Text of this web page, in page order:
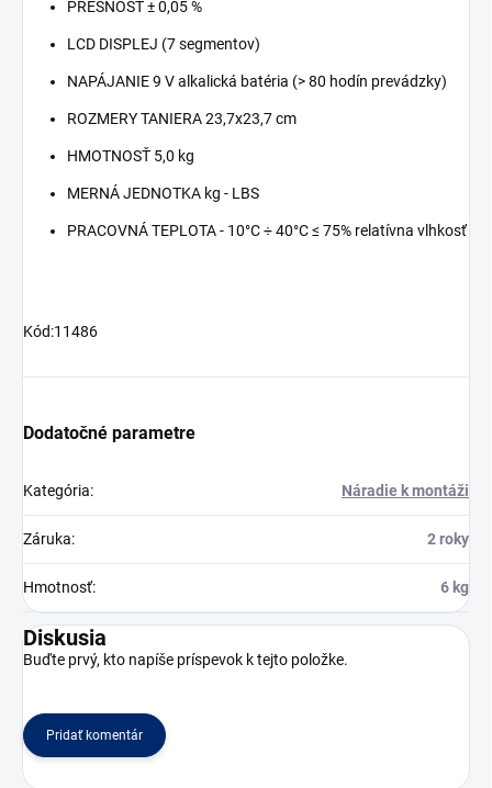
PRESNOSŤ ± 0,05 %
LCD DISPLEJ (7 segmentov)
NAPÁJANIE 9 V alkalická batéria (> 80 hodín prevádzky)
ROZMERY TANIERA 23,7x23,7 cm
HMOTNOSŤ 5,0 kg
MERNÁ JEDNOTKA kg - LBS
PRACOVNÁ TEPLOTA - 10°C ÷ 40°C ≤ 75% relatívna vlhkosť
Kód:11486
Dodatočné parametre
Kategória: Náradie k montáži
Záruka: 2 roky
Hmotnosť: 6 kg
Diskusia
Buďte prvý, kto napíše príspevok k tejto položke.
Pridať komentár